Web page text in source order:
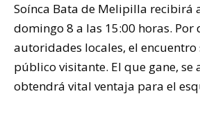
Soínca Bata de Melipilla recibirá
domingo 8 a las 15:00 horas. Por
autoridades locales, el
público visitante. El que gane, se
obtendrá vital ventaja para el